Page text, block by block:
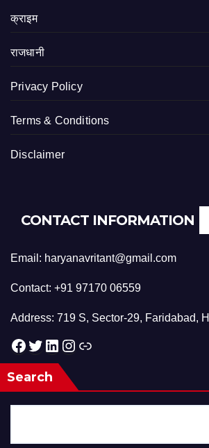
क्राइम
राजधानी
Privacy Policy
Terms & Conditions
Disclaimer
CONTACT INFORMATION
Email: haryanavritant@gmail.com
Contact: +91 97170 06559
Address: 719 S, Sector-29, Faridabad,
Facebook Twitter LinkedIn Instagram Link
Search